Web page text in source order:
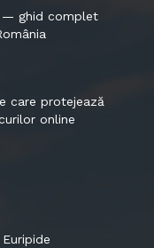
— ghid complet
care protejează
online